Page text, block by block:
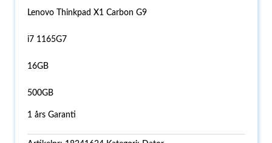
Lenovo Thinkpad X1 Carbon G9
i7 1165G7
16GB
500GB
1 års Garanti